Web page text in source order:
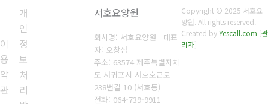
이
용
약
관
개
인
정
보
처
리
서호요양원
회사명: 서호요양원 대표
자: 오창섭
주소: 63574 제주특별자치
도 서귀포시 서호호근로
238번길 10 (서호동)
전화: 064-739-9911
Copyright © 2025 서호요
양원. All rights reserved.
Created byYescall.com [관
리자]